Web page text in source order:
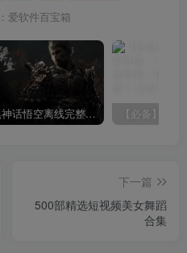
爱软件百宝箱
黑神话悟空离线完整版+修改器
下一篇
500部精选短视频美女舞蹈
合集